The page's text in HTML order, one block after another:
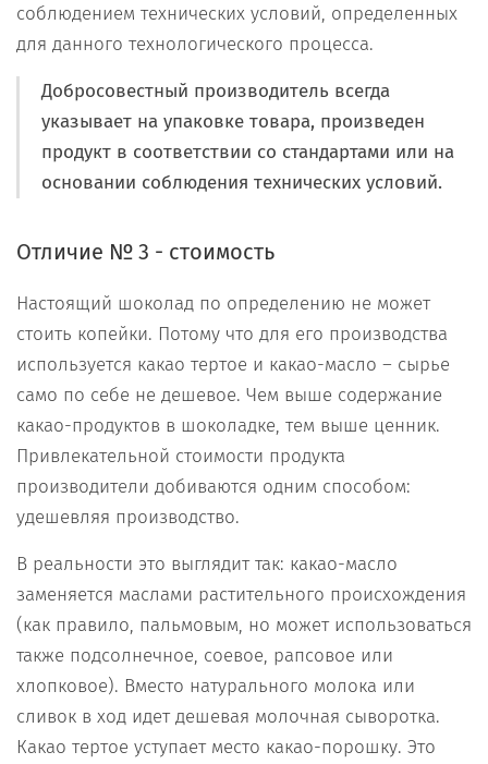
соблюдением технических условий, определенных
для данного технологического процесса.
Добросовестный производитель всегда
указывает на упаковке товара, произведен
продукт в соответствии со стандартами или на
основании соблюдения технических условий.
Отличие № 3 - стоимость
Настоящий шоколад по определению не может
стоить копейки. Потому что для его производства
используется какао тертое и какао-масло – сырье
само по себе не дешевое. Чем выше содержание
какао-продуктов в шоколадке, тем выше ценник.
Привлекательной стоимости продукта
производители добиваются одним способом:
удешевляя производство.
В реальности это выглядит так: какао-масло
заменяется маслами растительного происхождения
(как правило, пальмовым, но может использоваться
также подсолнечное, соевое, рапсовое или
хлопковое). Вместо натурального молока или
сливок в ход идет дешевая молочная сыворотка.
Какао тертое уступает место какао-порошку. Это